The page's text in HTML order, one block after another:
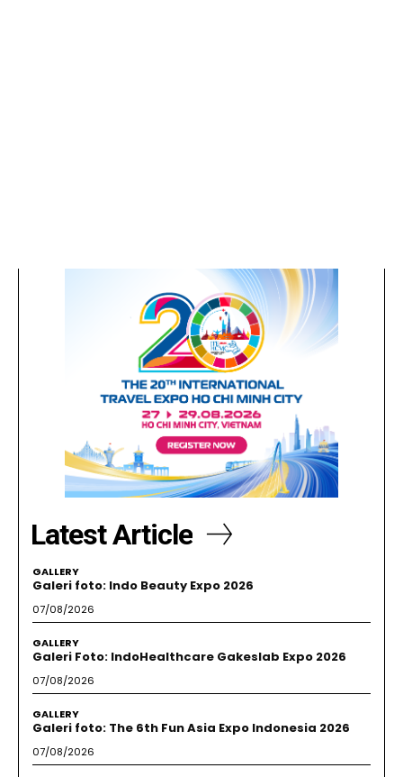
Latest Article
GALLERY
Galeri foto: Indo Beauty Expo 2026
07/08/2026
GALLERY
Galeri Foto: IndoHealthcare Gakeslab Expo 2026
07/08/2026
GALLERY
Galeri foto: The 6th Fun Asia Expo Indonesia 2026
07/08/2026